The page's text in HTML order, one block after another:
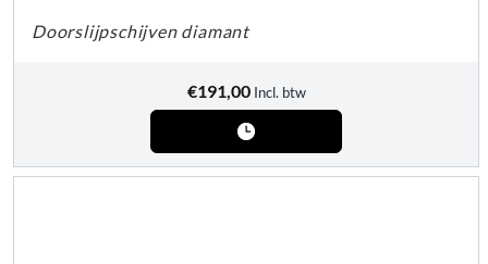
Doorslijpschijven diamant
€191,00 Incl. btw